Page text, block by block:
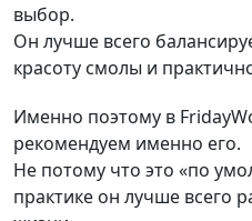
выбор.
Он лучше всего
красоту смолы и
Именно поэтому в
рекомендуем именно его.
Не потому что это «по
практике он лучше всего